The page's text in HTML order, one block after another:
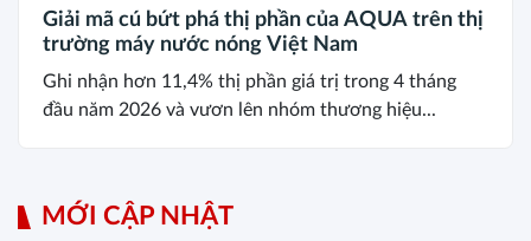
Giải mã cú bứt phá thị phần của AQUA trên thị
trường máy nước nóng Việt Nam
Ghi nhận hơn 11,4% thị phần giá trị trong 4 tháng
đầu năm 2026 và vươn lên nhóm thương hiệu...
MỚI CẬP NHẬT